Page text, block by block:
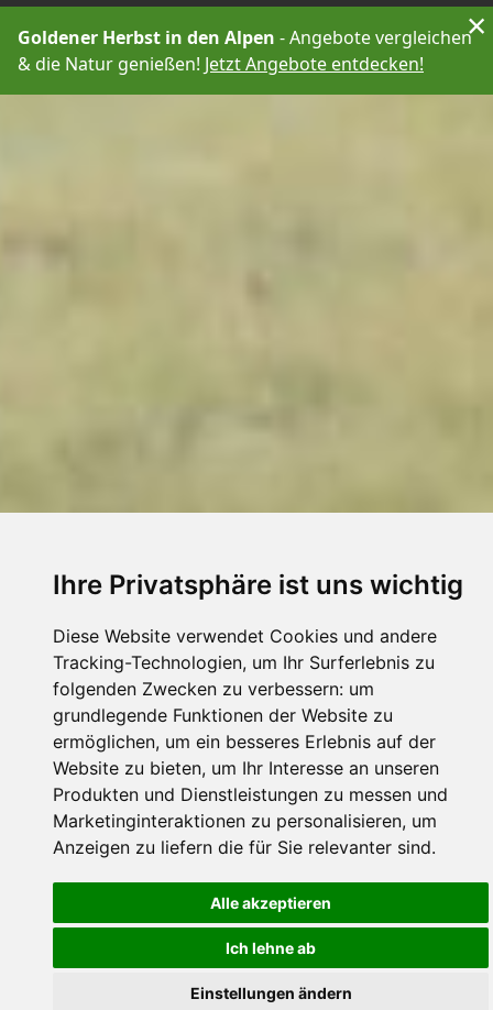
Ihre Privatsphäre ist uns wichtig
Diese Website verwendet Cookies und andere
Tracking-Technologien, um Ihr Surferlebnis zu
folgenden Zwecken zu verbessern: um
grundlegende Funktionen der Website zu
ermöglichen, um ein besseres Erlebnis auf der
Website zu bieten, um Ihr Interesse an unseren
Produkten und Dienstleistungen zu messen und
Marketinginteraktionen zu personalisieren, um
Anzeigen zu liefern die für Sie relevanter sind.
Alle akzeptieren
Ich lehne ab
Einstellungen ändern
Goldener Herbst in den Alpen - Angebote vergleichen
& die Natur genießen! Jetzt Angebote entdecken!
×